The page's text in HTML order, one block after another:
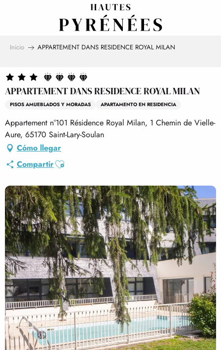
Inicio APPARTEMENT DANS RESIDENCE ROYAL MILAN
APPARTEMENT DANS RESIDENCE ROYAL MILAN
PISOS AMUEBLADOS Y MORADAS APARTAMENTO EN RESIDENCIA
Appartement n°101 Résidence Royal Milan, 1 Chemin de Vielle-
Aure, 65170 Saint-Lary-Soulan
Cómo llegar
CompartirAjouter aux favoris